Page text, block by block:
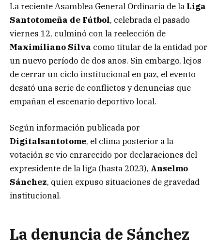
La reciente Asamblea General Ordinaria de la Liga
Santotomeña de Fútbol, celebrada el pasado
viernes 12, culminó con la reelección de
Maximiliano Silva como titular de la entidad por
un nuevo período de dos años. Sin embargo, lejos
de cerrar un ciclo institucional en paz, el evento
desató una serie de conflictos y denuncias que
empañan el escenario deportivo local.
Según información publicada por
Digitalsantotome, el clima posterior a la
votación se vio enrarecido por declaraciones del
expresidente de la liga (hasta 2023), Anselmo
Sánchez, quien expuso situaciones de gravedad
institucional.
La denuncia de Sánchez